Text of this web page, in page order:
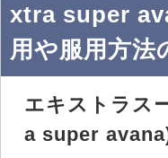
xtra super
用や服用方法
エキストラス
a super